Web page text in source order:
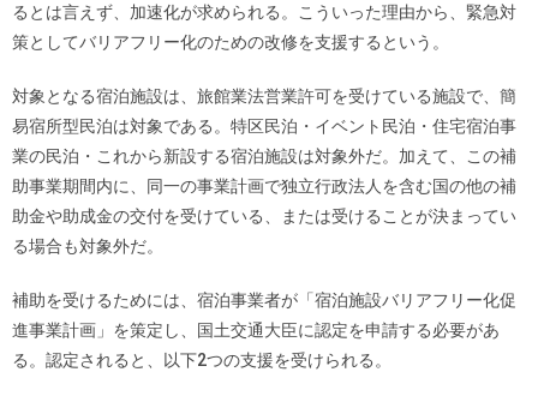
るとは言えず、加速化が求められる。こういった理由から、緊急対
策としてバリアフリー化のための改修を支援するという。
対象となる宿泊施設は、旅館業法営業許可を受けている施設で、簡
易宿所型民泊は対象である。特区民泊・イベント民泊・住宅宿泊事
業の民泊・これから新設する宿泊施設は対象外だ。加えて、この補
助事業期間内に、同一の事業計画で独立行政法人を含む国の他の補
助金や助成金の交付を受けている、または受けることが決まってい
る場合も対象外だ。
補助を受けるためには、宿泊事業者が「宿泊施設バリアフリー化促
進事業計画」を策定し、国土交通大臣に認定を申請する必要があ
る。認定されると、以下2つの支援を受けられる。